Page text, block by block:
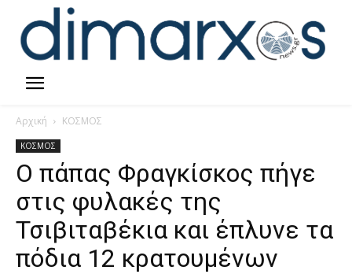
Αρχική ΚΟΣΜΟΣ
ΚΟΣΜΟΣ
Ο πάπας Φραγκίσκος πήγε
στις φυλακές της
Τσιβιταβέκια και έπλυνε τα
πόδια 12 κρατουμένων